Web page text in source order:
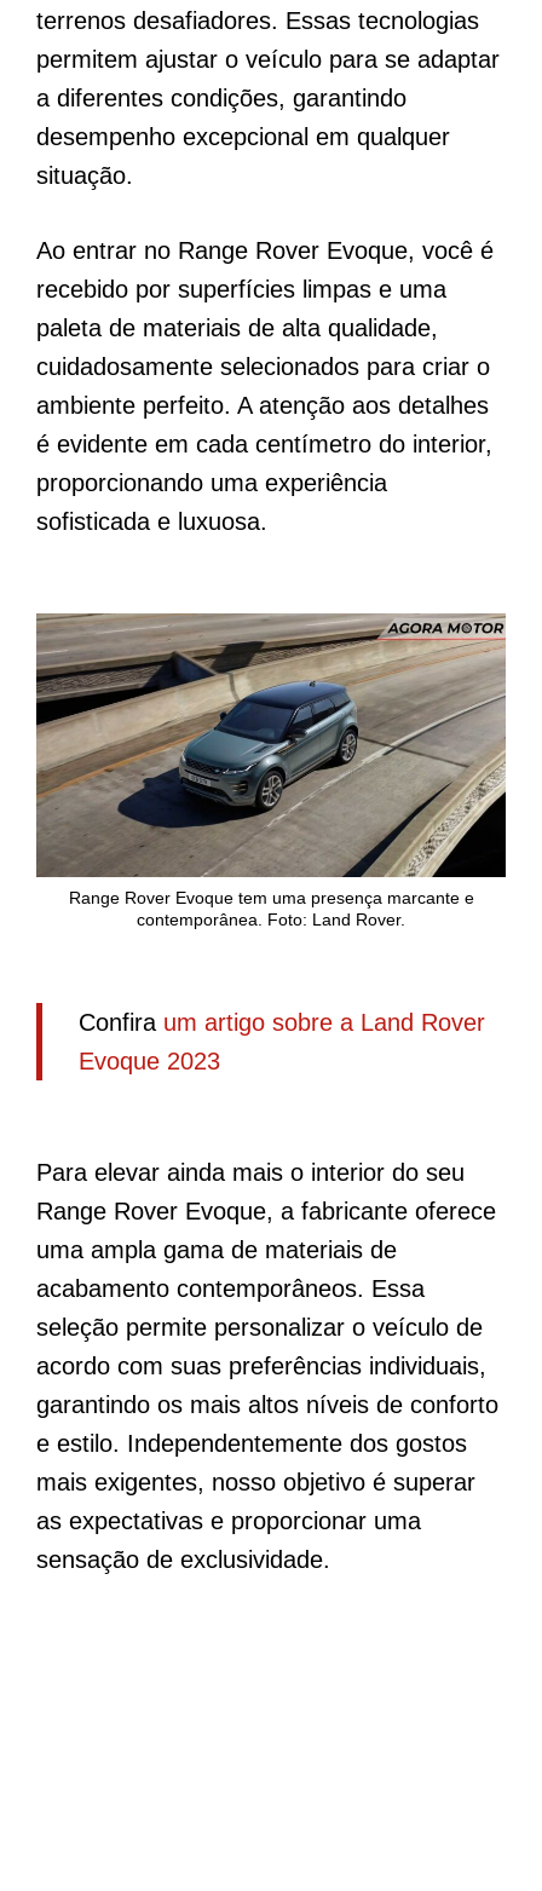
terrenos desafiadores. Essas tecnologias
permitem ajustar o veículo para se adaptar
a diferentes condições, garantindo
desempenho excepcional em qualquer
situação.
Ao entrar no Range Rover Evoque, você é
recebido por superfícies limpas e uma
paleta de materiais de alta qualidade,
cuidadosamente selecionados para criar o
ambiente perfeito. A atenção aos detalhes
é evidente em cada centímetro do interior,
proporcionando uma experiência
sofisticada e luxuosa.
Range Rover Evoque tem uma presença marcante e
contemporânea. Foto: Land Rover.
Confira um artigo sobre a Land Rover
Evoque 2023
Para elevar ainda mais o interior do seu
Range Rover Evoque, a fabricante oferece
uma ampla gama de materiais de
acabamento contemporâneos. Essa
seleção permite personalizar o veículo de
acordo com suas preferências individuais,
garantindo os mais altos níveis de conforto
e estilo. Independentemente dos gostos
mais exigentes, nosso objetivo é superar
as expectativas e proporcionar uma
sensação de exclusividade.